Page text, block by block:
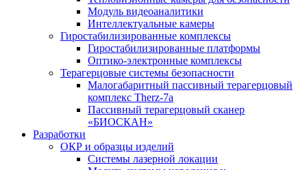
Модуль видеоаналитики
Интеллектуальные камеры
Гиростабилизированные комплексы
Гиростабилизированные платформы
Оптико-электронные комплексы
Терагерцовые системы безопасности
Малогабаритный пассивный терагерцовый
комплекс Therz-7a
Пассивный терагерцовый сканер
«БИОСКАН»
Разработки
ОКР и образцы изделий
Системы лазерной локации